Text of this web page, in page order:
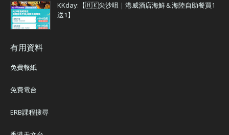
KKday:【🇭🇰尖沙咀｜港威酒店海鮮＆海陸自助餐買1
送1】
有用資料
免費報紙
免費電台
ERB課程搜尋